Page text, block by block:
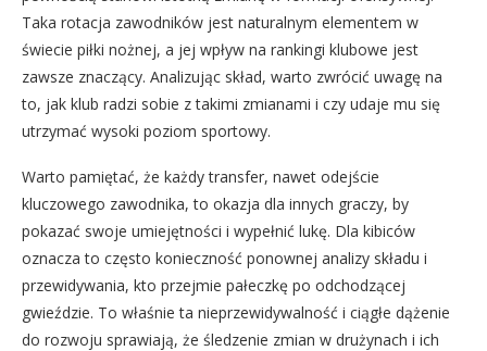
Taka rotacja zawodników jest naturalnym elementem w
świecie piłki nożnej, a jej wpływ na rankingi klubowe jest
zawsze znaczący. Analizując skład, warto zwrócić uwagę na
to, jak klub radzi sobie z takimi zmianami i czy udaje mu się
utrzymać wysoki poziom sportowy.
Warto pamiętać, że każdy transfer, nawet odejście
kluczowego zawodnika, to okazja dla innych graczy, by
pokazać swoje umiejętności i wypełnić lukę. Dla kibiców
oznacza to często konieczność ponownej analizy składu i
przewidywania, kto przejmie pałeczkę po odchodzącej
gwieździe. To właśnie ta nieprzewidywalność i ciągłe dążenie
do rozwoju sprawiają, że śledzenie zmian w drużynach i ich